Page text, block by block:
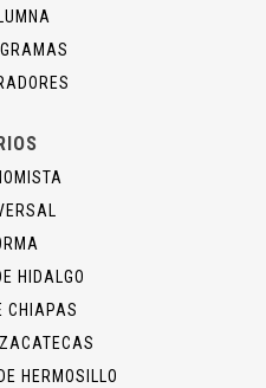
HIDALGO
CHIAPAS
HERMOSILLO